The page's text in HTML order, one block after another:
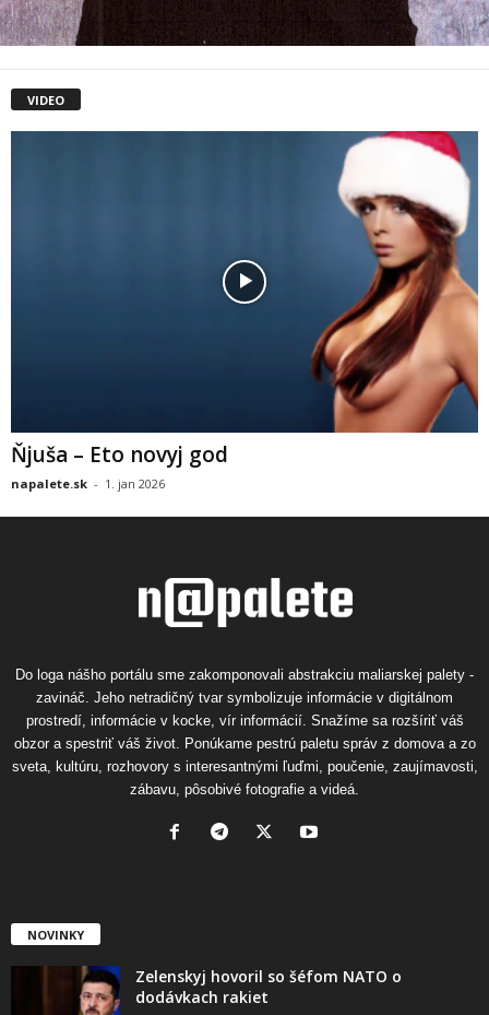
VIDEO
Ňjuša – Eto novyj god
napalete.sk - 1. jan 2026
Do loga nášho portálu sme zakomponovali abstrakciu maliarskej palety -
zavináč. Jeho netradičný tvar symbolizuje informácie v digitálnom
prostredí, informácie v kocke, vír informácií. Snažíme sa rozšíriť váš
obzor a spestriť váš život. Ponúkame pestrú paletu správ z domova a zo
sveta, kultúru, rozhovory s interesantnými ľuďmi, poučenie, zaujímavosti,
zábavu, pôsobivé fotografie a videá.
NOVINKY
Zelenskyj hovoril so šéfom NATO o
dodávkach rakiet